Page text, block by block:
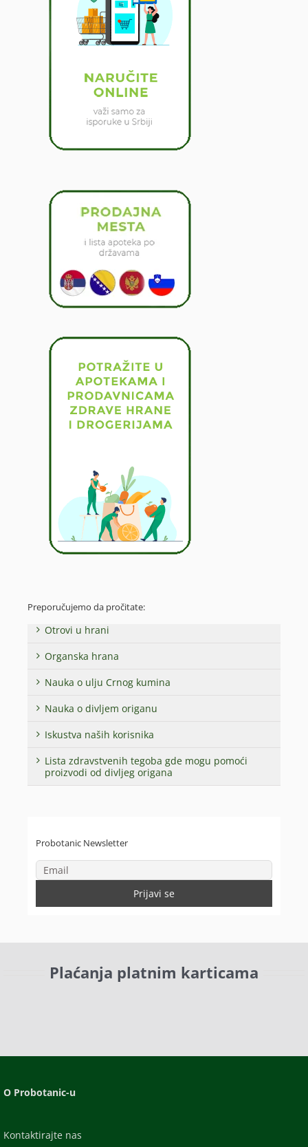
Preporučujemo da pročitate:
Otrovi u hrani
Organska hrana
Nauka o ulju Crnog kumina
Nauka o divljem origanu
Iskustva naših korisnika
Lista zdravstvenih tegoba gde mogu pomoći
proizvodi od divljeg origana
Probotanic Newsletter
Plaćanja platnim karticama
O Probotanic-u
Kontaktirajte nas